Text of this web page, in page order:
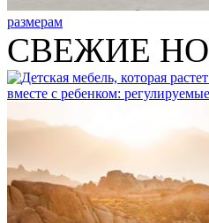
размерам
СВЕЖИЕ
вместе с ребенком: